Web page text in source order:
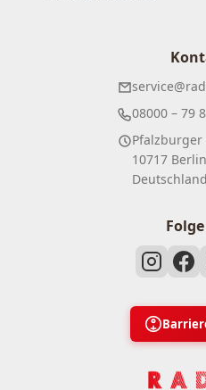
08000 – 79
Pfalzburger
10717 Berlin
Deutschland